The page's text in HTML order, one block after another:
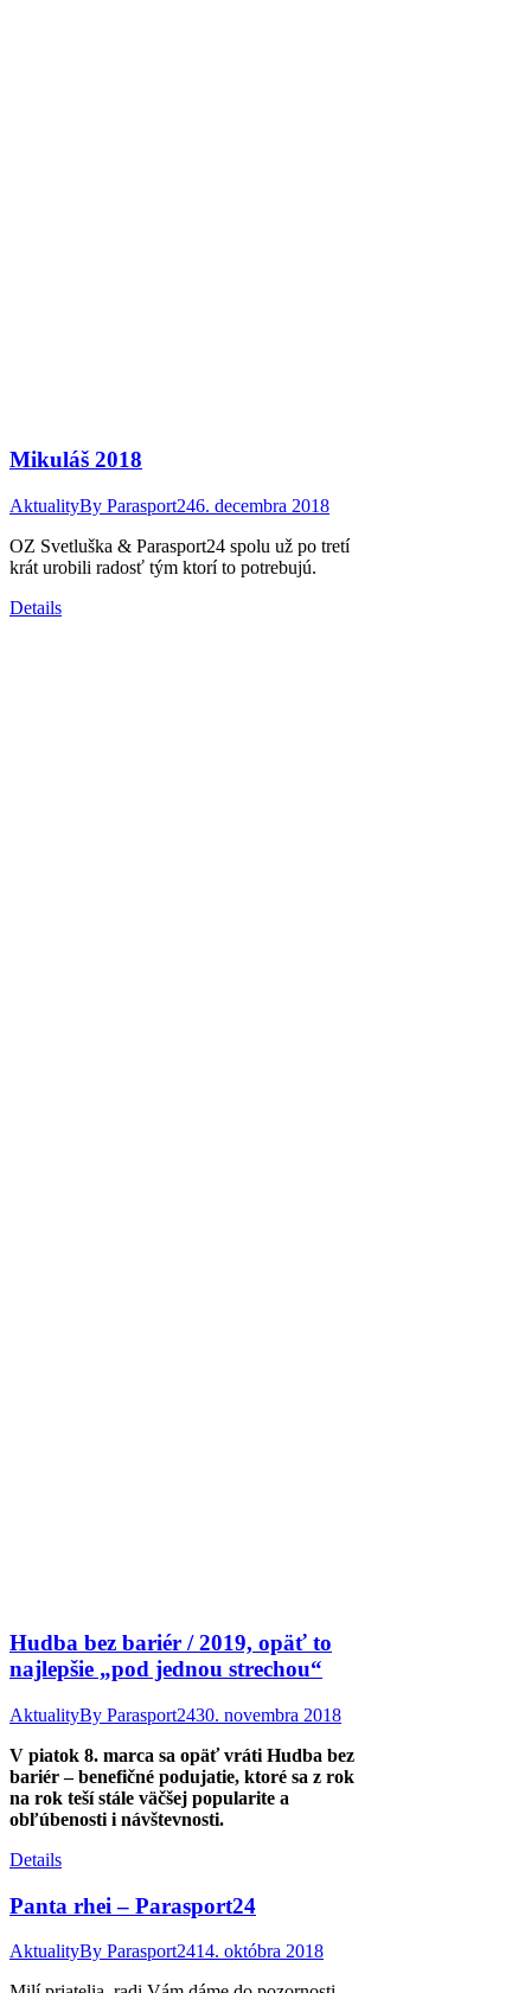
Mikuláš 2018
AktualityBy Parasport246. decembra 2018
OZ Svetluška & Parasport24 spolu už po tretí
krát urobili radosť tým ktorí to potrebujú.
Details
Hudba bez bariér / 2019, opäť to
najlepšie „pod jednou strechou“
AktualityBy Parasport2430. novembra 2018
V piatok 8. marca sa opäť vráti Hudba bez
bariér – benefičné podujatie, ktoré sa z rok
na rok teší stále väčšej popularite a
obľúbenosti i návštevnosti.
Details
Panta rhei – Parasport24
AktualityBy Parasport2414. októbra 2018